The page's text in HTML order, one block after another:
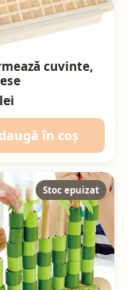
cuvinte,
în coș
Stoc epuizat